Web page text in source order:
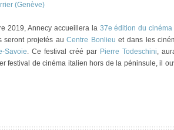
(Genève)
2019, Annecy accueillera la 37e édition du cinéma
seront projetés auCentre Bonlieu et dans les
Savoie. Ce festival créé par Pierre Todeschini,
festival de cinéma italien hors de la péninsule, il